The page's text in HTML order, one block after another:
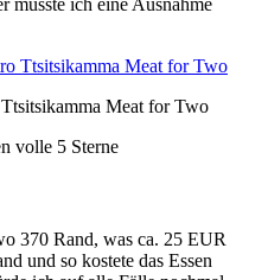
musste ich eine Ausnahme
Meat for Two
volle 5 Sterne
370 Rand, was ca. 25 EUR
und so kostete das Essen